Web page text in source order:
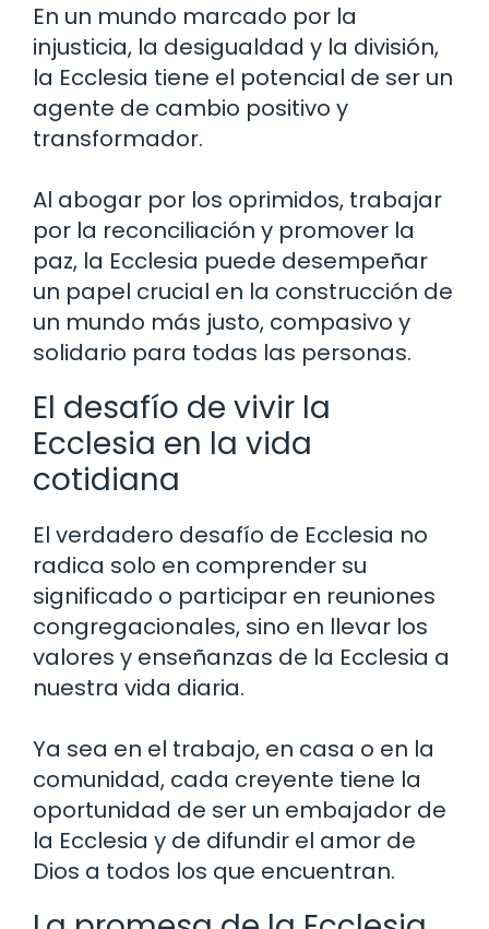
En un mundo marcado por la
injusticia, la desigualdad y la división,
la Ecclesia tiene el potencial de ser un
agente de cambio positivo y
transformador.
Al abogar por los oprimidos, trabajar
por la reconciliación y promover la
paz, la Ecclesia puede desempeñar
un papel crucial en la construcción de
un mundo más justo, compasivo y
solidario para todas las personas.
El desafío de vivir la
Ecclesia en la vida
cotidiana
El verdadero desafío de Ecclesia no
radica solo en comprender su
significado o participar en reuniones
congregacionales, sino en llevar los
valores y enseñanzas de la Ecclesia a
nuestra vida diaria.
Ya sea en el trabajo, en casa o en la
comunidad, cada creyente tiene la
oportunidad de ser un embajador de
la Ecclesia y de difundir el amor de
Dios a todos los que encuentran.